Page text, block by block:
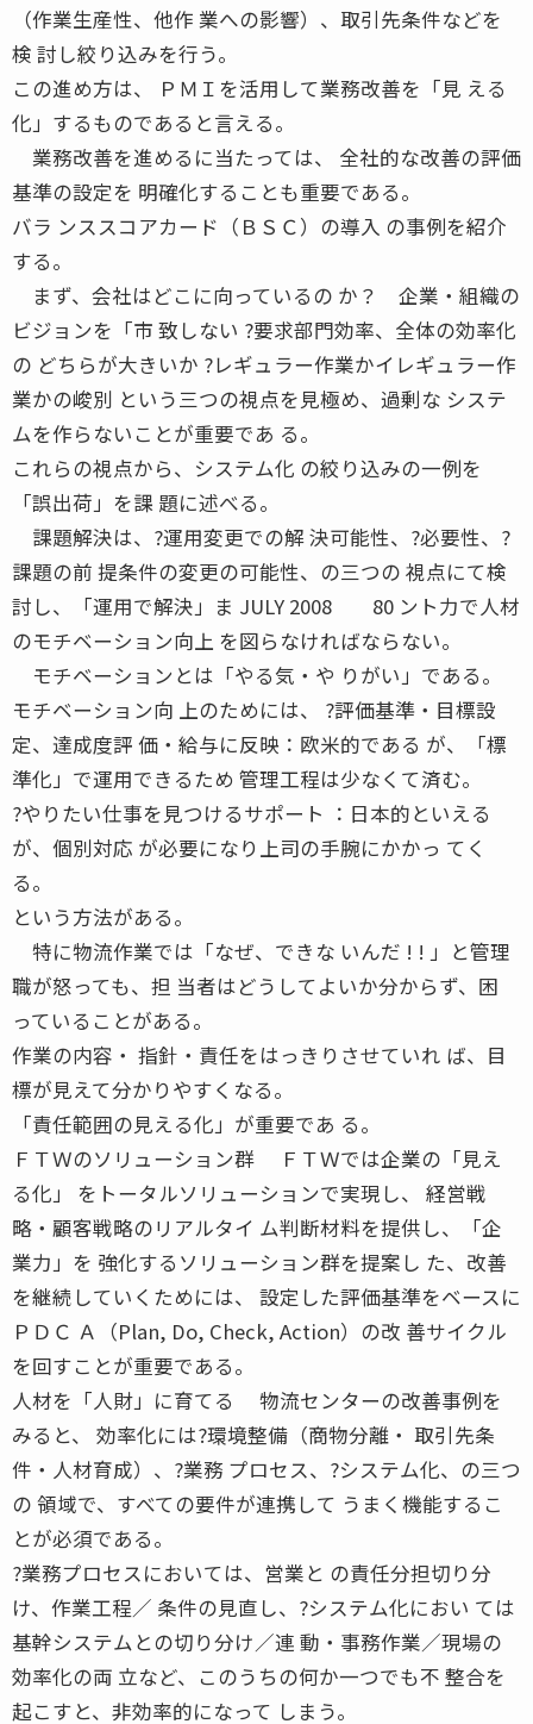
（作業生産性、他作 業への影響）、取引先条件などを
検 討し絞り込みを行う。
この進め方は、 ＰＭＩを活用して業務改善を「見 える
化」するものであると言える。
業務改善を進めるに当たっては、 全社的な改善の評価
基準の設定を 明確化することも重要である。
バラ ンススコアカード（ＢＳＣ）の導入 の事例を紹介
する。
まず、会社はどこに向っているの か？ 企業・組織の
ビジョンを「市 致しない ?要求部門効率、全体の効率化
の どちらが大きいか ?レギュラー作業かイレギュラー作
業かの峻別 という三つの視点を見極め、過剰な システ
ムを作らないことが重要であ る。
これらの視点から、システム化 の絞り込みの一例を
「誤出荷」を課 題に述べる。
課題解決は、?運用変更での解 決可能性、?必要性、?
課題の前 提条件の変更の可能性、の三つの 視点にて検
討し、「運用で解決」ま JULY 2008 80 ント力で人材
のモチベーション向上 を図らなければならない。
モチベーションとは「やる気・や りがい」である。
モチベーション向 上のためには、 ?評価基準・目標設
定、達成度評 価・給与に反映：欧米的である が、「標
準化」で運用できるため 管理工程は少なくて済む。
?やりたい仕事を見つけるサポート ：日本的といえる
が、個別対応 が必要になり上司の手腕にかかっ てく
る。
という方法がある。
特に物流作業では「なぜ、できな いんだ ! ! 」と管理
職が怒っても、担 当者はどうしてよいか分からず、困
っていることがある。
作業の内容・ 指針・責任をはっきりさせていれ ば、目
標が見えて分かりやすくなる。
「責任範囲の見える化」が重要であ る。
ＦＴＷのソリューション群 ＦＴＷでは企業の「見え
る化」 をトータルソリューションで実現し、 経営戦
略・顧客戦略のリアルタイ ム判断材料を提供し、「企
業力」を 強化するソリューション群を提案し た、改善
を継続していくためには、 設定した評価基準をベースに
ＰＤＣ Ａ（Plan, Do, Check, Action）の改 善サイクル
を回すことが重要である。
人材を「人財」に育てる 物流センターの改善事例を
みると、 効率化には?環境整備（商物分離・ 取引先条
件・人材育成）、?業務 プロセス、?システム化、の三つ
の 領域で、すべての要件が連携して うまく機能するこ
とが必須である。
?業務プロセスにおいては、営業と の責任分担切り分
け、作業工程／ 条件の見直し、?システム化におい ては
基幹システムとの切り分け／連 動・事務作業／現場の
効率化の両 立など、このうちの何か一つでも不 整合を
起こすと、非効率的になって しまう。